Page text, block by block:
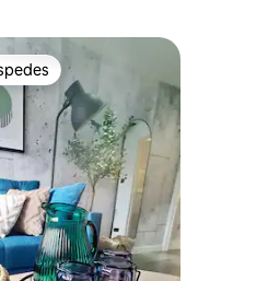
169 avaliações